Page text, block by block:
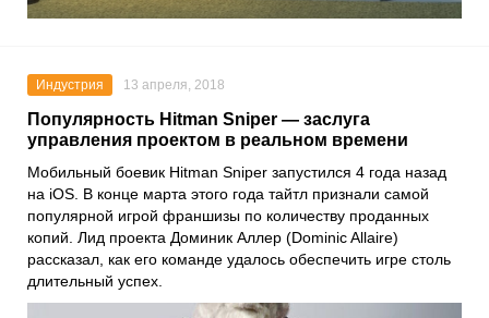
Индустрия 13 апреля, 2018
Популярность Hitman Sniper — заслуга
управления проектом в реальном времени
Мобильный боевик Hitman Sniper запустился 4 года назад
на iOS. В конце марта этого года тайтл признали самой
популярной игрой франшизы по количеству проданных
копий. Лид проекта Доминик Аллер (Dominic Allaire)
рассказал, как его команде удалось обеспечить игре столь
длительный успех.